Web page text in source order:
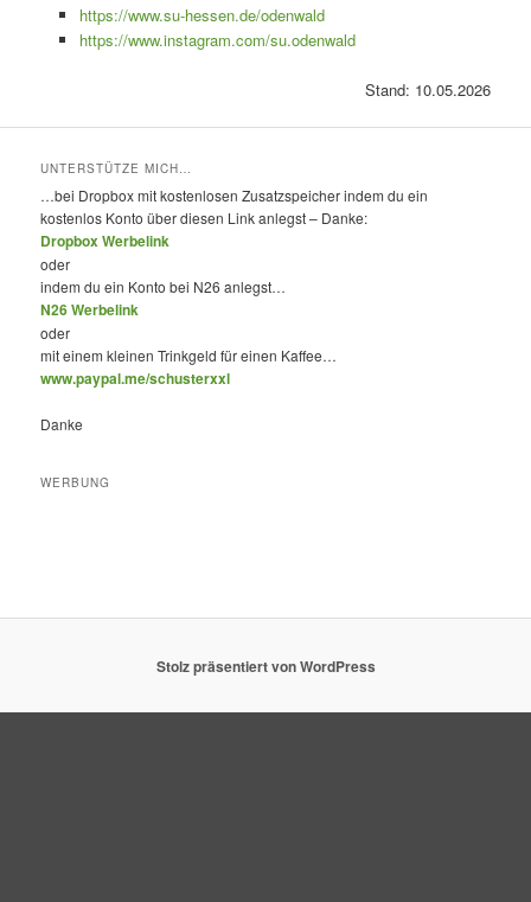
https://www.su-hessen.de/odenwald
https://www.instagram.com/su.odenwald
Stand: 10.05.2026
UNTERSTÜTZE MICH…
…bei Dropbox mit kostenlosen Zusatzspeicher indem du ein
kostenlos Konto über diesen Link anlegst – Danke:
Dropbox Werbelink
oder
indem du ein Konto bei N26 anlegst…
N26 Werbelink
oder
mit einem kleinen Trinkgeld für einen Kaffee…
www.paypal.me/schusterxxl
Danke
WERBUNG
Stolz präsentiert von WordPress